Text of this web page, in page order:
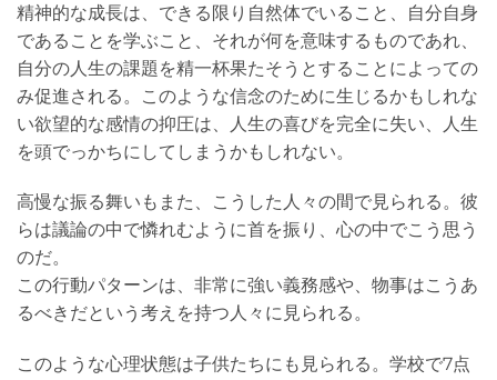
精神的な成長は、できる限り自然体でいること、自分自身
であることを学ぶこと、それが何を意味するものであれ、
自分の人生の課題を精一杯果たそうとすることによっての
み促進される。このような信念のために生じるかもしれな
い欲望的な感情の抑圧は、人生の喜びを完全に失い、人生
を頭でっかちにしてしまうかもしれない。
高慢な振る舞いもまた、こうした人々の間で見られる。彼
らは議論の中で憐れむように首を振り、心の中でこう思う
のだ。
この行動パターンは、非常に強い義務感や、物事はこうあ
るべきだという考えを持つ人々に見られる。
このような心理状態は子供たちにも見られる。学校で7点